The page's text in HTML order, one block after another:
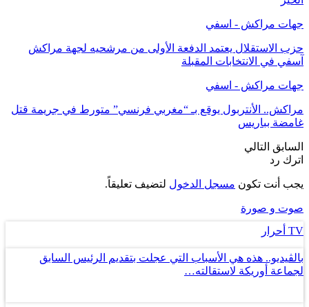
جهات مراكش - اسفي
حزب الاستقلال يعتمد الدفعة الأولى من مرشحيه لجهة مراكش
آسفي في الانتخابات المقبلة
جهات مراكش - اسفي
مراكش.. الأنتربول يوقع بـ “مغربي فرنسي” متورط في جريمة قتل
غامضة بباريس
السابق التالي
اترك رد
يجب أنت تكون مسجل الدخول لتضيف تعليقاً.
صوت و صورة
TV أحرار
بالڤيديو.. هذه هي الأسباب التي عجلت بتقديم الرئيس السابق
لجماعة أوريكة لاستقالته…